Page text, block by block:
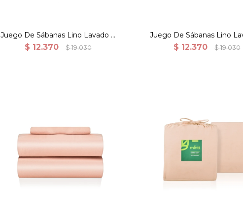
Juego De Sábanas Lino Lavado Y
Algodón Percal 165grs Queen -
$ 12.370 $ 19.030
Juego De Sábanas Lino
Algodón Percal 165grs
$ 12.370 $ 19.030
Sábanas. Super Soft. 100%
Polyester. Twin. Rosa
Sábanas. Super Soft.
Polyester. Twin. Taupe